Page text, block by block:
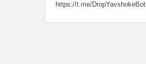
https://t.me/DropYavshokeBot